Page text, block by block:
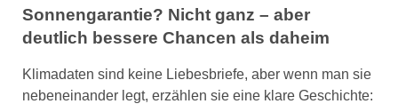
Sonnengarantie? Nicht ganz – aber
deutlich bessere Chancen als daheim
Klimadaten sind keine Liebesbriefe, aber wenn man sie
nebeneinander legt, erzählen sie eine klare Geschichte: